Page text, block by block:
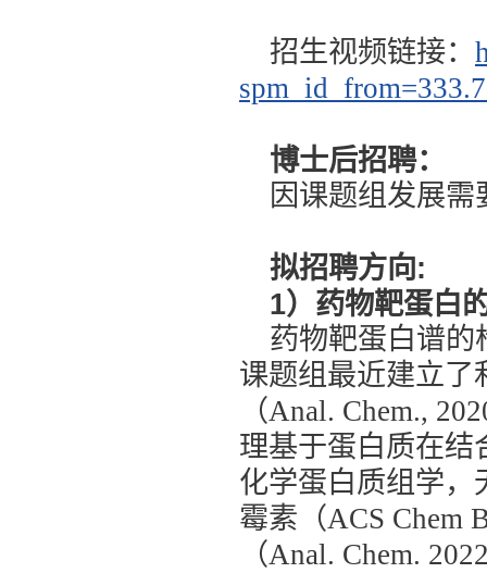
招生视频链接：
博士后招聘：
因课题组发展
拟招聘方向:
1）药物靶蛋白
药物靶蛋白谱的
课题组最近建立了
（Anal. Chem.,
理基于蛋白质在结
化学蛋白质组学，
霉素（ACS Chem
（Anal. Chem.